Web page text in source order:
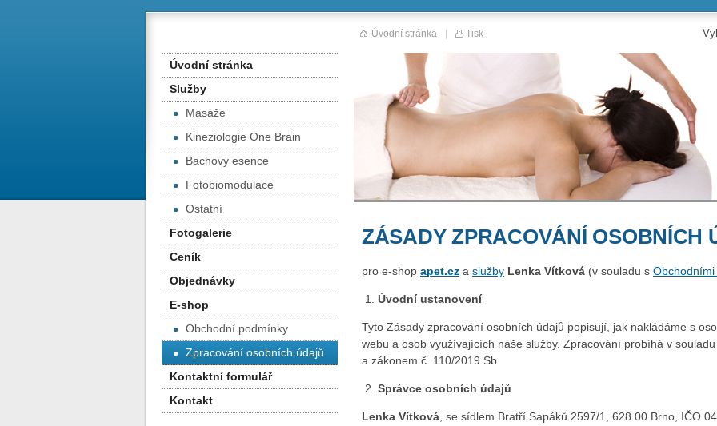
ZÁSADY ZPRACOVÁNÍ OSOBNÍCH
pro e‑shop apet.cz a služby Lenka Vítková (v souladu s
Úvodní ustanovení
Tyto Zásady zpracování osobních údajů popisují, jak nakládáme s
webu a osob využívajících naše služby. Zpracování probíhá v
a zákonem č. 110/2019 Sb.
Správce osobních údajů
Lenka Vítková, se sídlem Bratří Sapáků 2597/1, 628 00 Brno, IČO
Úvodní stránka
Služby
Masáže
Kineziologie One Brain
Bachovy esence
Fotobiomodulace
Ostatní
Fotogalerie
Ceník
Objednávky
E-shop
Obchodní podmínky
Zpracování osobních údajů
Kontaktní formulář
Kontakt
Úvodní stránka | Tisk